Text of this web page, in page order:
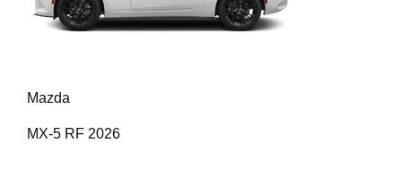
Mazda
MX-5 RF 2026